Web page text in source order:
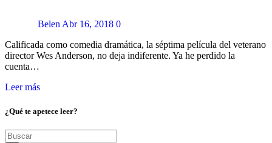
BelenAbr 16, 2018 0
Calificada como comedia dramática, la séptima película del veterano
director Wes Anderson, no deja indiferente. Ya he perdido la
cuenta…
Leer más
¿Qué te apetece leer?